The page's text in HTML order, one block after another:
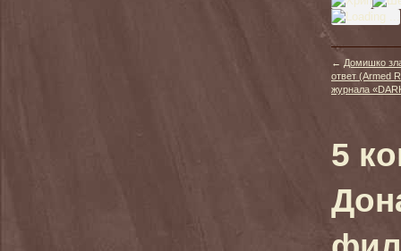
← Домишко
ответ (Armed
журнала
5